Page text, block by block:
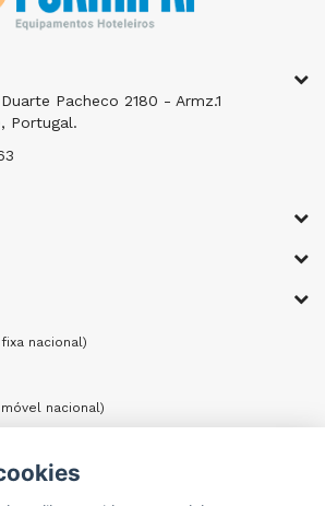
Pacheco 2180 - Armz.1
Portugal.
nacional)
nacional)
UMA MENSAGEM